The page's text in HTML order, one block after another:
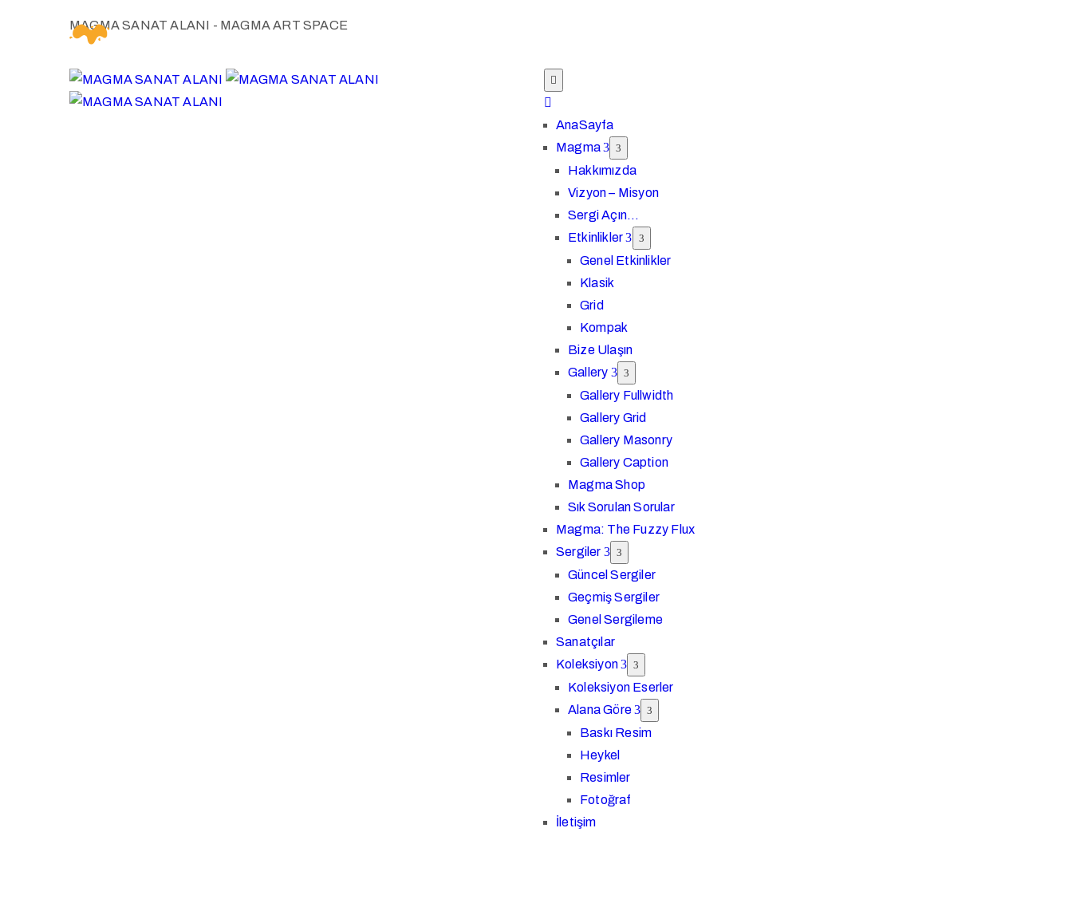
MAGMA SANAT ALANI - MAGMA ART SPACE
AnaSayfa
Magma
Hakkımızda
Vizyon – Misyon
Sergi Açın…
Etkinlikler
Genel Etkinlikler
Klasik
Grid
Kompak
Bize Ulaşın
Gallery
Gallery Fullwidth
Gallery Grid
Gallery Masonry
Gallery Caption
Magma Shop
Sık Sorulan Sorular
Magma: The Fuzzy Flux
Sergiler
Güncel Sergiler
Geçmiş Sergiler
Genel Sergileme
Sanatçılar
Koleksiyon
Koleksiyon Eserler
Alana Göre
Baskı Resim
Heykel
Resimler
Fotoğraf
İletişim